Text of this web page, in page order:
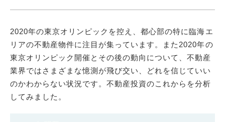
2020年の東京オリンピックを控え、都心部の特に臨海エ
リアの不動産物件に注目が集っています。また2020年の
東京オリンピック開催とその後の動向について、不動産
業界ではさまざまな憶測が飛び交い、どれを信じていい
のかわからない状況です。不動産投資のこれからを分析
してみました。